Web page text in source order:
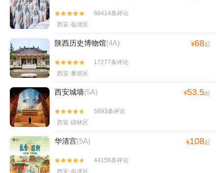


66414条评论
西安·临潼区
陕西历史博物馆(4A) ¥68起


17277条评论
西安·雁塔区
西安城墙(5A) ¥53.5起


5893条评论
西安·碑林区
华清宫(5A) ¥108起


44156条评论